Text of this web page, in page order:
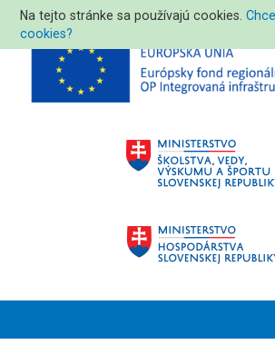
Na tejto stránke sa používajú cookies.
cookies?